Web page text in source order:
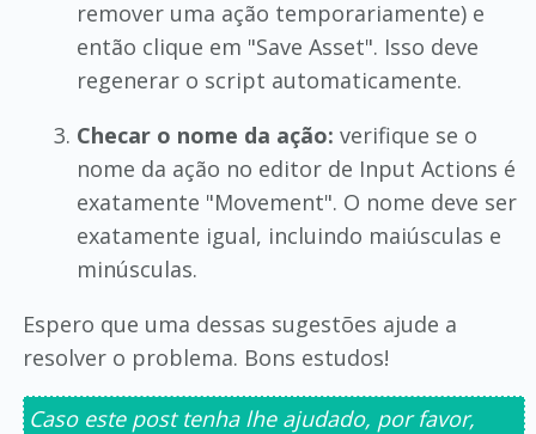
remover uma ação temporariamente) e
então clique em "Save Asset". Isso deve
regenerar o script automaticamente.
Checar o nome da ação: verifique se o
nome da ação no editor de Input Actions é
exatamente "Movement". O nome deve ser
exatamente igual, incluindo maiúsculas e
minúsculas.
Espero que uma dessas sugestões ajude a
resolver o problema. Bons estudos!
Caso este post tenha lhe ajudado, por favor,